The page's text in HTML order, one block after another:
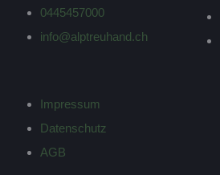
0445457000
info@alptreuhand.ch
Impressum
Datenschutz
AGB